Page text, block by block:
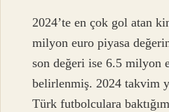
2024’te en çok gol atan
milyon euro piyasa
son değeri ise 6.5 milyon
belirlenmiş. 2024 takvim
Türk futbolculara